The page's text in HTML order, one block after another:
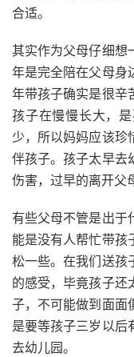
合适。
其实作为父母仔细想
年是完全陪在父母身
年带孩子确实是很辛
孩子在慢慢长大，
少，所以妈妈应该珍
伴孩子。孩子太早去
伤害，过早的离开父
有些父母不管是出于
能是没有人帮忙带孩
松一些。在我们送孩
的感受，毕竟孩子还
子，不可能做到面面
是要等孩子三岁以后
去幼儿园。